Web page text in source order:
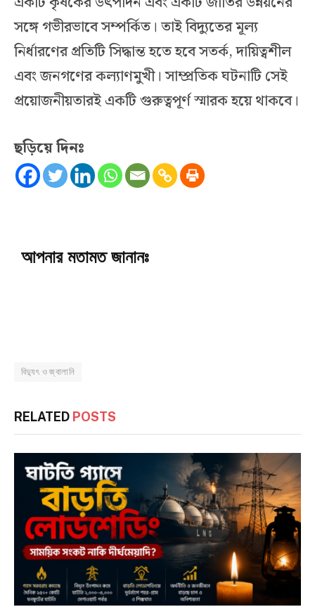
সঙ্গে গভীরভাবে সম্পর্কিত। তাই বিদ্যুতের মূল্য
নির্ধারণের প্রতিটি সিদ্ধান্ত হতে হবে সতর্ক, দায়িত্বশীল
এবং জনগণের কল্যাণমুখী। সাম্প্রতিক ঘটনাটি সেই
প্রয়োজনীয়তারই একটি গুরুত্বপূর্ণ স্মারক হয়ে থাকবে।
ছড়িয়ে দিনঃ
আপনার মতামত জানানঃ
বিদ্যুৎ ও জ্বালানি
RELATED POSTS